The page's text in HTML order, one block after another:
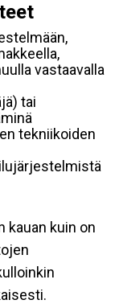
vastaavalla
tai
tekniikoiden
kauan kuin on